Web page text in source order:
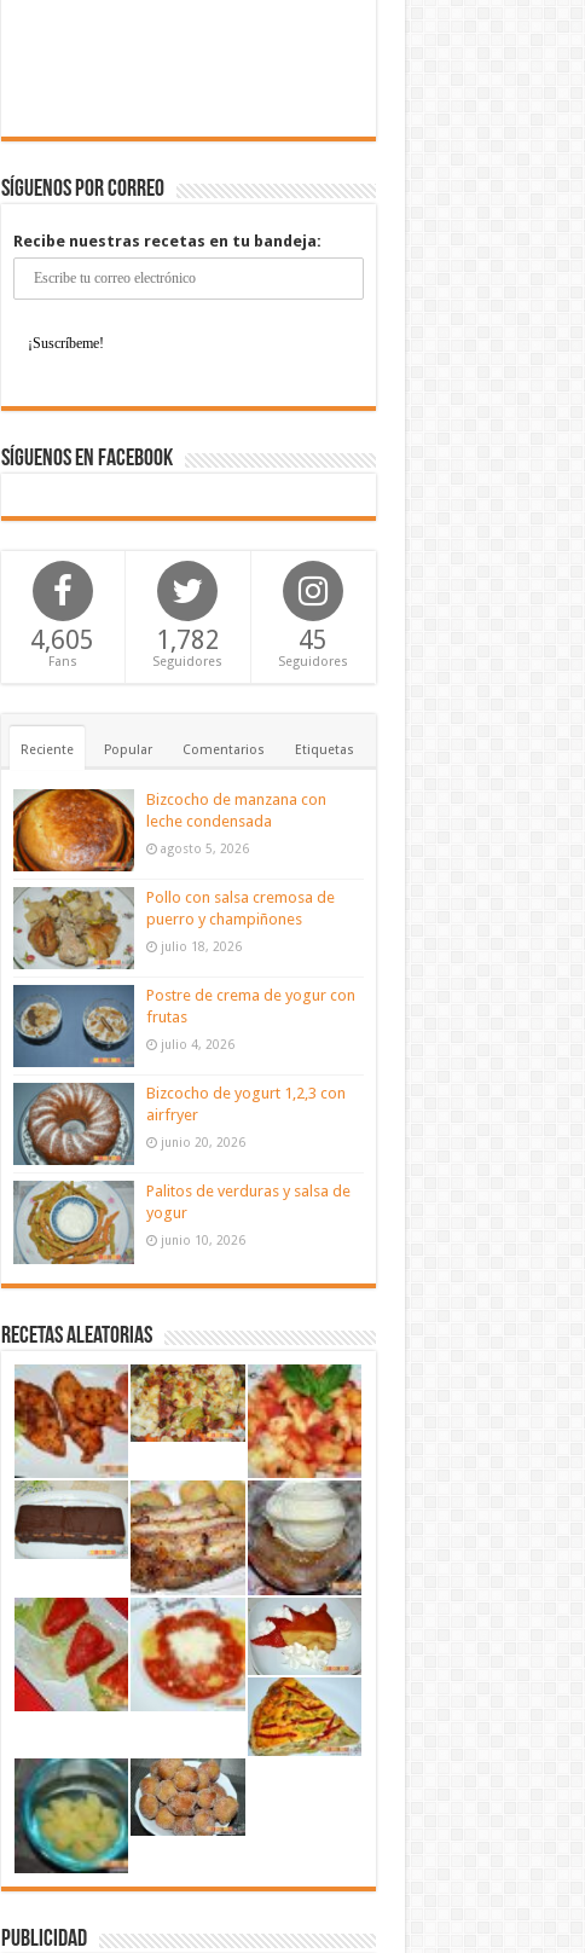
Síguenos por correo
Recibe nuestras recetas en tu bandeja:
Síguenos en Facebook
4,605
Fans
1,782
Seguidores
45
Seguidores
Reciente Popular Comentarios Etiquetas
Bizcocho de manzana con
leche condensada
agosto 5, 2026
Pollo con salsa cremosa de
puerro y champiñones
julio 18, 2026
Postre de crema de yogur con
frutas
julio 4, 2026
Bizcocho de yogurt 1,2,3 con
airfryer
junio 20, 2026
Palitos de verduras y salsa de
yogur
junio 10, 2026
Recetas aleatorias
Publicidad